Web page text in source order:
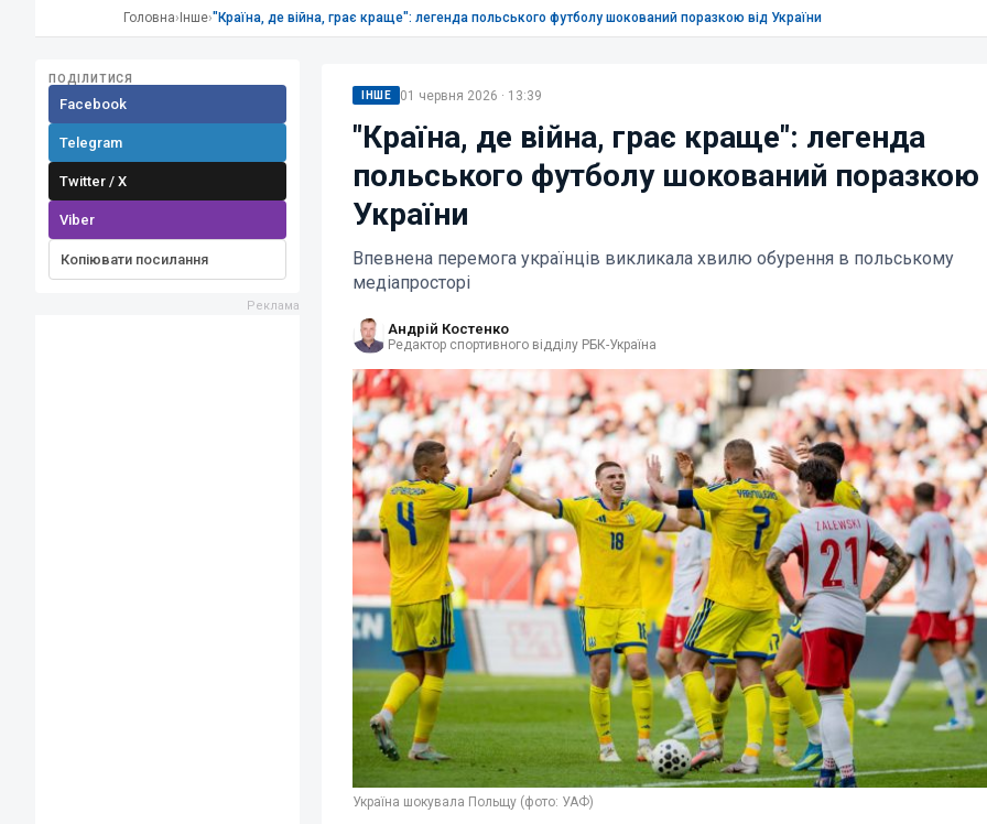
Головна› Інше›"Країна, де війна, грає краще": легенда польського футболу шокований поразкою від України
ПОДІЛИТИСЯ
Facebook
Telegram
Twitter / X
Viber
Копіювати посилання
ІНШЕ 01 червня 2026 · 13:39
"Країна, де війна, грає краще": легенда
польського футболу шокований поразкою
України
Впевнена перемога українців викликала хвилю обурення в польському
медіапросторі
Андрій Костенко
Редактор спортивного відділу РБК-Україна
Україна шокувала Польщу (фото: УАФ)